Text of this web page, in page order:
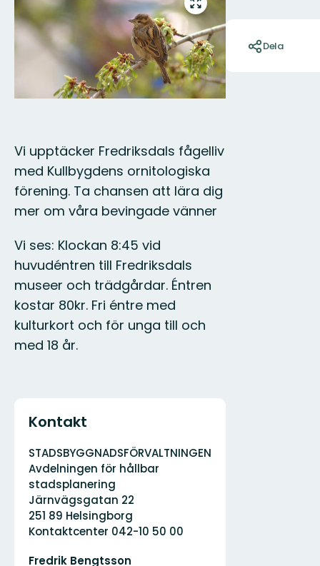
Gå
till
helskärmsläge
Vi upptäcker Fredriksdals fågelliv
med Kullbygdens ornitologiska
förening. Ta chansen att lära dig
mer om våra bevingade vänner
Vi ses: Klockan 8:45 vid
huvudéntren till Fredriksdals
museer och trädgårdar. Éntren
kostar 80kr. Fri éntre med
kulturkort och för unga till och
med 18 år.
Kontakt
Adress
STADSBYGGNADSFÖRVALTNINGEN
Avdelningen för hållbar
stadsplanering
Järnvägsgatan 22
251 89 Helsingborg
Kontaktcenter 042-10 50 00
postadress
Fredrik Bengtsson
Åtgärder
Dela